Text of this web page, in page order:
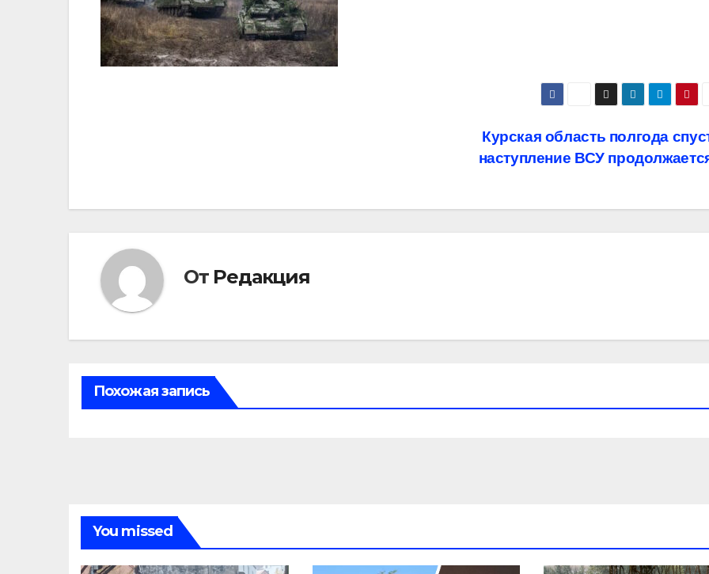
записям
Курская область полгода
наступление ВСУ
От Редакция
Похожая запись
You missed